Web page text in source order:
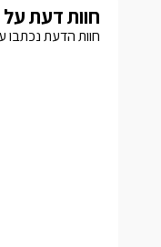
חוות דעת
חוות הדעת נכתבו